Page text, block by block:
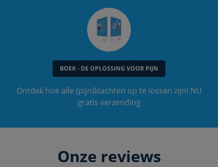
BOEK - DE OPLOSSING VOOR PIJN
Ontdek hoe alle (pijn)klachten op te lossen zijn! NU
gratis verzending
Onze reviews